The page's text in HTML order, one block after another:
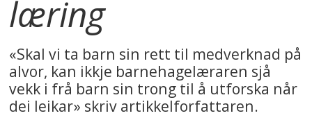
læring
«Skal vi ta barn sin rett til medverknad på
alvor, kan ikkje barnehagelæraren sjå
vekk i frå barn sin trong til å utforska når
dei leikar» skriv artikkelforfattaren.